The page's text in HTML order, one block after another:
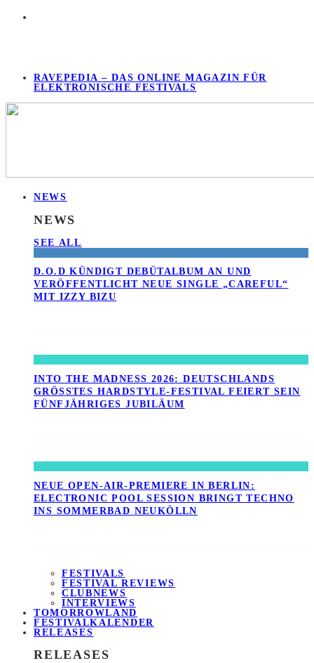
RAVEPEDIA – DAS ONLINE MAGAZIN FÜR
ELEKTRONISCHE FESTIVALS
NEWS
NEWS
SEE ALL
D.O.D KÜNDIGT DEBÜTALBUM AN UND
VERÖFFENTLICHT NEUE SINGLE „CAREFUL“
MIT IZZY BIZU
INTO THE MADNESS 2026: DEUTSCHLANDS
GRÖSSTES HARDSTYLE-FESTIVAL FEIERT SEIN F
ÜNFJÄHRIGES JUBILÄUM
NEUE OPEN-AIR-PREMIERE IN BERLIN:
ELECTRONIC POOL SESSION BRINGT TECHNO
INS SOMMERBAD NEUKÖLLN
FESTIVALS
FESTIVAL REVIEWS
CLUBNEWS
INTERVIEWS
TOMORROWLAND
FESTIVALKALENDER
RELEASES
RELEASES